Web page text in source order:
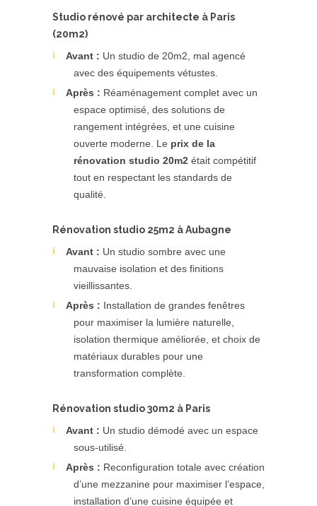
Studio rénové par architecte à Paris
(20m2)
Avant : Un studio de 20m2, mal agencé
avec des équipements vétustes.
Après : Réaménagement complet avec un
espace optimisé, des solutions de
rangement intégrées, et une cuisine
ouverte moderne. Le prix de la
rénovation studio 20m2 était compétitif
tout en respectant les standards de
qualité.
Rénovation studio 25m2 à Aubagne
Avant : Un studio sombre avec une
mauvaise isolation et des finitions
vieillissantes.
Après : Installation de grandes fenêtres
pour maximiser la lumière naturelle,
isolation thermique améliorée, et choix de
matériaux durables pour une
transformation complète.
Rénovation studio 30m2 à Paris
Avant : Un studio démodé avec un espace
sous-utilisé.
Après : Reconfiguration totale avec création
d’une mezzanine pour maximiser l’espace,
installation d’une cuisine équipée et